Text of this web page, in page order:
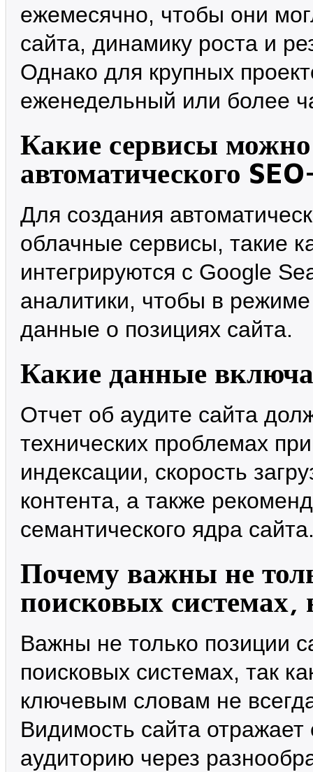
ежемесячно, чтобы они
сайта, динамику роста и
Однако для крупных
еженедельный или более
Какие сервисы можно
автоматического
Для создания
облачные сервисы, такие
интегрируются с Google
аналитики, чтобы в
данные о позициях сайта.
Какие данные
Отчет об аудите сайта
технических проблемах
индексации, скорость
контента, а также
семантического ядра
Почему важны не
поисковых системах,
Важны не только позиции
поисковых системах, так
ключевым словам не
Видимость сайта отражает
аудиторию через